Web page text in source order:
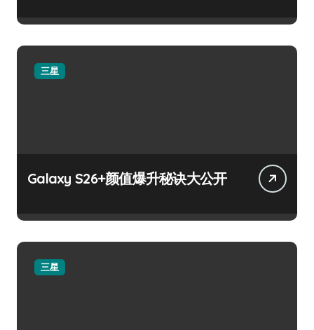
三星
Galaxy S26+颜值爆升秘诀大公开
三星